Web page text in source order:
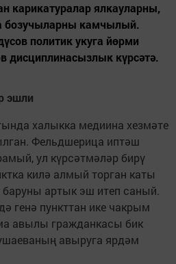
карикатуралар ялкауларны,
бозучыларны камчылый.
политик укуга йөрми
дисциплинасызлык күрсәтә.
эшли
халыкка медиина хезмәте
Фельдшерица иптәш
ул күрсәтмәләр бирү
килә алмый торган каты
артык эш итеп саный.
генә пункттан ике чакрым
авылы гражданкасы бик
авыруга ярдәм